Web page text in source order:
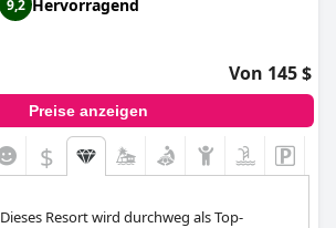
9,2 Hervorragend
Von 145 $
Preise anzeigen
$
Dieses Resort wird durchweg als Top-